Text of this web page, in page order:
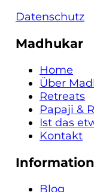
Datenschutz
Madhukar
Home
Über
Retreats
Papaji &
Ist das
Kontakt
Information
Blog